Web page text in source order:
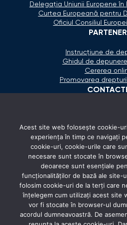
Delegaţia Uniunii Europene
Curtea Europeană pentru
Oficiul Consiliul
PARTENERI
Instrucțiune de
Ghidul de
Cererea
Promovarea
Strada Calea Ieşilor
Luni - Vineri:
REȚELE
Acest site web folosește cookie-
experiența în timp ce navigați
cookie-uri, cookie-urile care
necesare sunt stocate în
deoarece sunt esențiale
funcționalităților de bază ale site-
folosim cookie-uri de la terți care
înțelegem cum utilizați acest site
vor fi stocate în browser-ul
acordul dumneavoastră. De